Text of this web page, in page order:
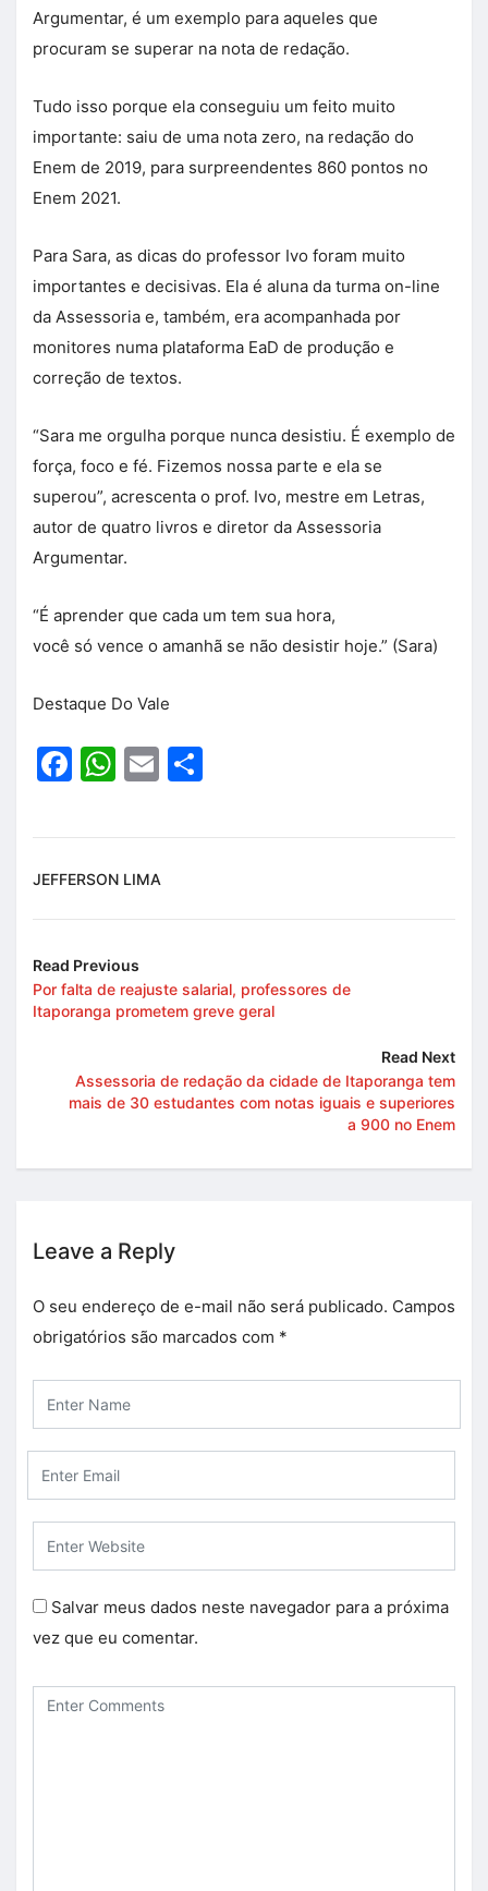
Argumentar, é um exemplo para aqueles que
procuram se superar na nota de redação.
Tudo isso porque ela conseguiu um feito muito
importante: saiu de uma nota zero, na redação do
Enem de 2019, para surpreendentes 860 pontos no
Enem 2021.
Para Sara, as dicas do professor Ivo foram muito
importantes e decisivas. Ela é aluna da turma on-line
da Assessoria e, também, era acompanhada por
monitores numa plataforma EaD de produção e
correção de textos.
“Sara me orgulha porque nunca desistiu. É exemplo de
força, foco e fé. Fizemos nossa parte e ela se
superou”, acrescenta o prof. Ivo, mestre em Letras,
autor de quatro livros e diretor da Assessoria
Argumentar.
“É aprender que cada um tem sua hora,
você só vence o amanhã se não desistir hoje.” (Sara)
Destaque Do Vale
Facebook
WhatsApp
Email
JEFFERSON LIMA
Read Previous
Por falta de reajuste salarial, professores de
Itaporanga prometem greve geral
Read Next
Assessoria de redação da cidade de Itaporanga tem
mais de 30 estudantes com notas iguais e superiores
a 900 no Enem
Leave a Reply
O seu endereço de e-mail não será publicado. Campos
obrigatórios são marcados com *
Salvar meus dados neste navegador para a próxima
vez que eu comentar.